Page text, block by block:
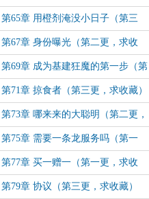
第65章 用橙剂淹没小日子（第三
更，求收藏）
第67章 身份曝光（第二更，求收
藏）
第69章 成为基建狂魔的第一步（第
一更，求收藏）
第71章 掠食者（第三更，求收藏）
第73章 哪来来的大聪明（第二更，
求收藏）
第75章 需要一条龙服务吗（第一
更，求收藏）
第77章 买一赠一（第一更，求收
藏）
第79章 协议（第三更，求收藏）